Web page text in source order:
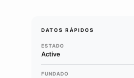
DATOS RÁPIDOS
ESTADO
Active
FUNDADO